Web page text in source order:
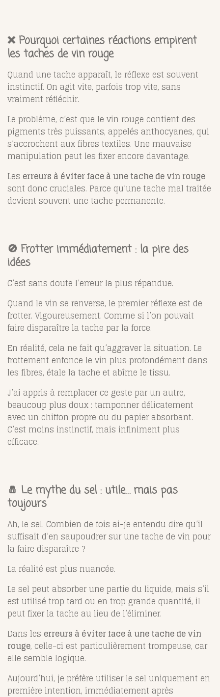
❌ Pourquoi certaines réactions empirent
les taches de vin rouge
Quand une tache apparaît, le réflexe est souvent
instinctif. On agit vite, parfois trop vite, sans
vraiment réfléchir.
Le problème, c’est que le vin rouge contient des
pigments très puissants, appelés anthocyanes, qui
s’accrochent aux fibres textiles. Une mauvaise
manipulation peut les fixer encore davantage.
Les erreurs à éviter face à une tache de vin rouge
sont donc cruciales. Parce qu’une tache mal traitée
devient souvent une tache permanente.
🚫 Frotter immédiatement : la pire des
idées
C’est sans doute l’erreur la plus répandue.
Quand le vin se renverse, le premier réflexe est de
frotter. Vigoureusement. Comme si l’on pouvait
faire disparaître la tache par la force.
En réalité, cela ne fait qu’aggraver la situation. Le
frottement enfonce le vin plus profondément dans
les fibres, étale la tache et abîme le tissu.
J’ai appris à remplacer ce geste par un autre,
beaucoup plus doux : tamponner délicatement
avec un chiffon propre ou du papier absorbant.
C’est moins instinctif, mais infiniment plus
efficace.
🧂 Le mythe du sel : utile… mais pas
toujours
Ah, le sel. Combien de fois ai-je entendu dire qu’il
suffisait d’en saupoudrer sur une tache de vin pour
la faire disparaître ?
La réalité est plus nuancée.
Le sel peut absorber une partie du liquide, mais s’il
est utilisé trop tard ou en trop grande quantité, il
peut fixer la tache au lieu de l’éliminer.
Dans les erreurs à éviter face à une tache de vin
rouge, celle-ci est particulièrement trompeuse, car
elle semble logique.
Aujourd’hui, je préfère utiliser le sel uniquement en
première intention, immédiatement après